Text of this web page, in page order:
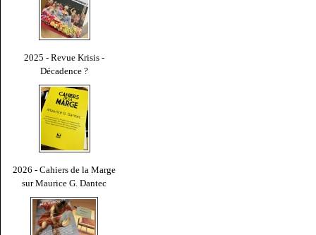
2025 - Revue Krisis -
Décadence ?
2026 - Cahiers de la Marge
sur Maurice G. Dantec